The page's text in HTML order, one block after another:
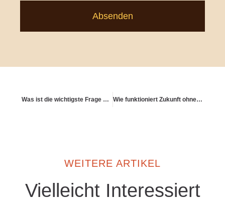
Absenden
Was ist die wichtigste Frage bei der Ruhestandsplanung? Wie funktioniert Zukunft ohne Karriere?
WEITERE ARTIKEL
Vielleicht Interessiert